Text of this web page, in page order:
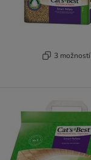
3 možností